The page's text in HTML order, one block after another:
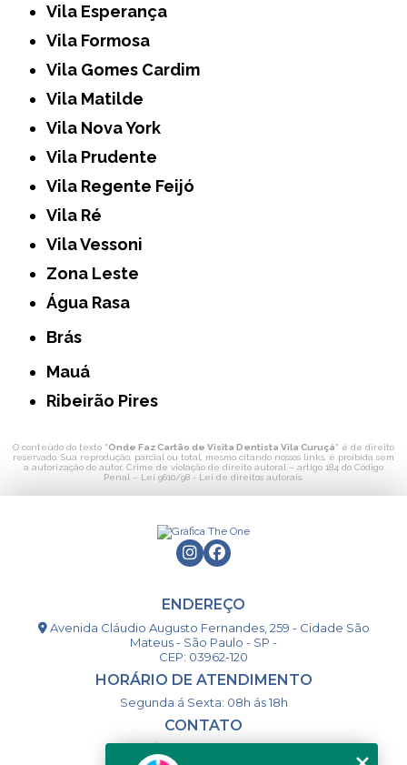
Vila Esperança
Vila Formosa
Vila Gomes Cardim
Vila Matilde
Vila Nova York
Vila Prudente
Vila Regente Feijó
Vila Ré
Vila Vessoni
Zona Leste
Água Rasa
Brás
Mauá
Ribeirão Pires
O conteúdo do texto "Onde Faz Cartão de Visita Dentista Vila Curuçá" é de direito
reservado. Sua reprodução, parcial ou total, mesmo citando nossos links, é proibida sem
a autorização do autor. Crime de violação de direito autoral – artigo 184 do Código
Penal – Lei 9610/98 - Lei de direitos autorais
ENDEREÇO
Avenida Cláudio Augusto Fernandes, 259 - Cidade São
Mateus - São Paulo - SP -
CEP: 03962-120
HORÁRIO DE ATENDIMENTO
Segunda á Sexta: 08h ás 18h
CONTATO